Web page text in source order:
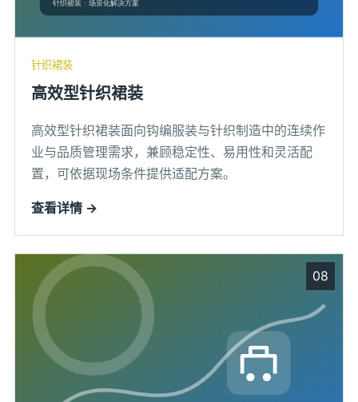
针织裙装
高效型针织裙装
高效型针织裙装面向钩编服装与针织制造中的连续作
业与品质管理需求，兼顾稳定性、易用性和灵活配
置，可依据现场条件提供适配方案。
查看详情 →
08